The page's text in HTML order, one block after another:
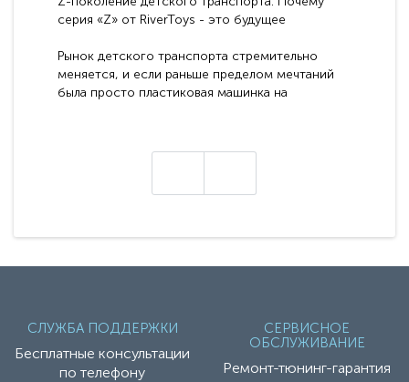
серия «Z» от RiverToys - это будущее
Рынок детского транспорта стремительно
меняется, и если раньше пределом мечтаний
была просто пластиковая машинка на
СЛУЖБА ПОДДЕРЖКИ
Бесплатные консультации
по телефону
СЕРВИСНОЕ
ОБСЛУЖИВАНИЕ
Ремонт-тюнинг-гарантия